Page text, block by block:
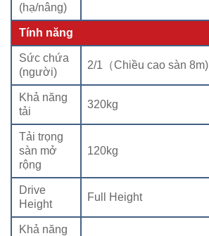
(hạ/nâng)
Tính năng
Sức chứa
(người)
2/1（Chiều cao sàn 8m)
Khả năng
tải
320kg
Tải trọng
sàn mở
rộng
120kg
Drive
Height
Full Height
Khả năng